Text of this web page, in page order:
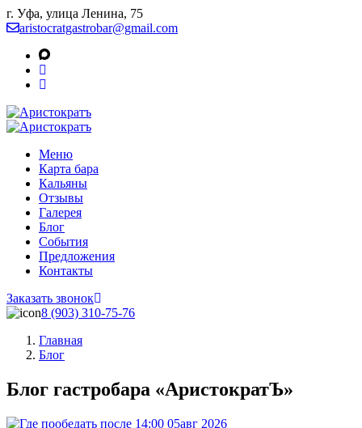
г. Уфа, улица Ленина, 75
aristocratgastrobar@gmail.com
Меню
Карта бара
Кальяны
Отзывы
Галерея
Блог
События
Предложения
Контакты
Заказать звонок
8 (903) 310‑75‑76
Главная
Блог
Блог гастробара «АристократЪ»
05авг 2026